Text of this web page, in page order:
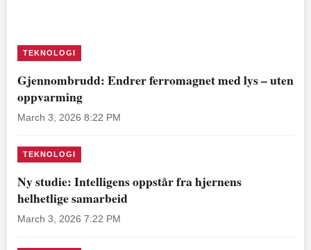
TEKNOLOGI
Gjennombrudd: Endrer ferromagnet med lys – uten
oppvarming
March 3, 2026 8:22 PM
TEKNOLOGI
Ny studie: Intelligens oppstår fra hjernens
helhetlige samarbeid
March 3, 2026 7:22 PM